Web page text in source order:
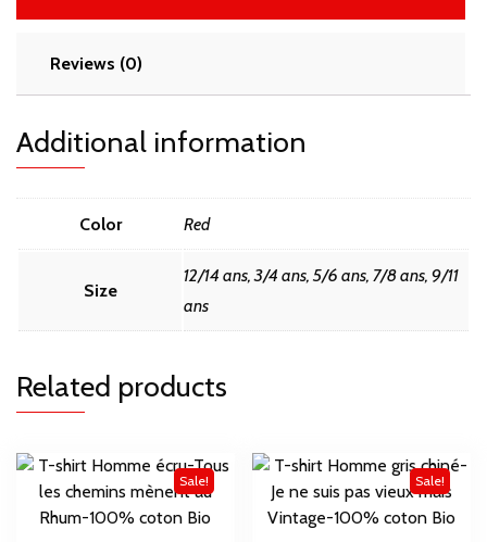
Reviews (0)
Additional information
Color Red
Size
12/14 ans, 3/4 ans, 5/6 ans, 7/8 ans, 9/11
ans
Related products
Sale! Sale!